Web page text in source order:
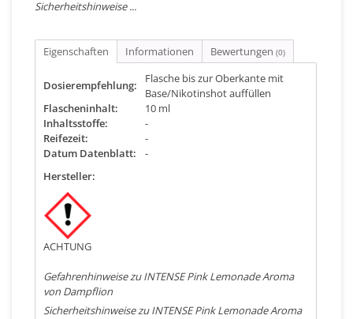
Sicherheitshinweise ...
Eigenschaften Informationen Bewertungen (0)
Dosierempfehlung:
Flasche bis zur Oberkante mit
Base/Nikotinshot auffüllen
Flascheninhalt:
10 ml
Inhaltsstoffe:
-
Reifezeit:
-
Datum Datenblatt:
-
Hersteller:
ACHTUNG
Gefahrenhinweise zu INTENSE Pink Lemonade Aroma
von Dampflion
Sicherheitshinweise zu INTENSE Pink Lemonade Aroma